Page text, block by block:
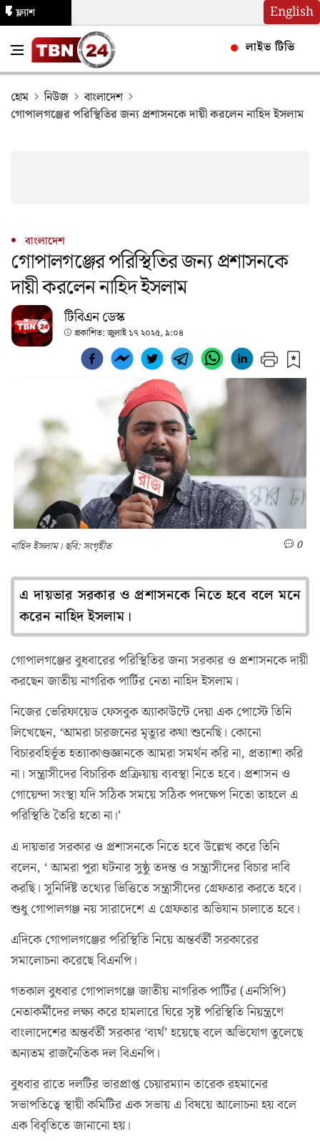
English
ফ্ল্যাশ
লাইভ টিভি
হোম নিউজ
বাংলাদেশ
গোপালগঞ্জের পরিস্থিতির জন্য প্রশাসনকে দায়ী করলেন নাহিদ ইসলাম
বাংলাদেশ
গোপালগঞ্জের পরিস্থিতির জন্য প্রশাসনকে
দায়ী করলেন নাহিদ ইসলাম
টিবিএন ডেস্ক
প্রকাশিত:জুলাই ১৭ ২০২৫, ৯:০৪
নাহিদ ইসলাম। ছবি: সংগৃহীত 0
এ দায়ভার সরকার ও প্রশাসনকে নিতে হবে বলে মনে
করেন নাহিদ ইসলাম।
গোপালগঞ্জের বুধবারের পরিস্থিতির জন্য সরকার ও প্রশাসনকে দায়ী
করছেন জাতীয় নাগরিক পার্টির নেতা নাহিদ ইসলাম।
নিজের ভেরিফায়েড ফেসবুক অ্যাকাউন্টে দেয়া এক পোস্টে তিনি
লিখেছেন, ‘আমরা চারজনের মৃত্যুর কথা শুনেছি। কোনো
বিচারবহির্ভূত হত্যাকাণ্ডজ্ঞানকে আমরা সমর্থন করি না, প্রত্যাশা করি
না। সন্ত্রাসীদের বিচারিক প্রক্রিয়ায় ব্যবস্থা নিতে হবে। প্রশাসন ও
গোয়েন্দা সংস্থা যদি সঠিক সময়ে সঠিক পদক্ষেপ নিতো তাহলে এ
পরিস্থিতি তৈরি হতো না।’
এ দায়ভার সরকার ও প্রশাসনকে নিতে হবে উল্লেখ করে তিনি
বলেন, ‘ আমরা পুরা ঘটনার সুষ্ঠু তদন্ত ও সন্ত্রাসীদের বিচার দাবি
করছি। সুনির্দিষ্ট তথ্যের ভিত্তিতে সন্ত্রাসীদের গ্রেফতার করতে হবে।
শুধু গোপালগঞ্জ নয় সারাদেশে এ গ্রেফতার অভিযান চালাতে হবে।
এদিকে গোপালগঞ্জের পরিস্থিতি নিয়ে অন্তর্বর্তী সরকারের
সমালোচনা করেছে বিএনপি।
গতকাল বুধবার গোপালগঞ্জে জাতীয় নাগরিক পার্টির (এনসিপি)
নেতাকর্মীদের লক্ষ্য করে হামলারে ঘিরে সৃষ্ট পরিস্থিতি নিয়ন্ত্রণে
বাংলাদেশের অন্তর্বর্তী সরকার ‘ব্যর্থ’ হয়েছে বলে অভিযোগ তুলেছে
অন্যতম রাজনৈতিক দল বিএনপি।
বুধবার রাতে দলটির ভারপ্রাপ্ত চেয়ারম্যান তারেক রহমানের
সভাপতিত্বে স্থায়ী কমিটির এক সভায় এ বিষয়ে আলোচনা হয় বলে
এক বিবৃতিতে জানানো হয়।